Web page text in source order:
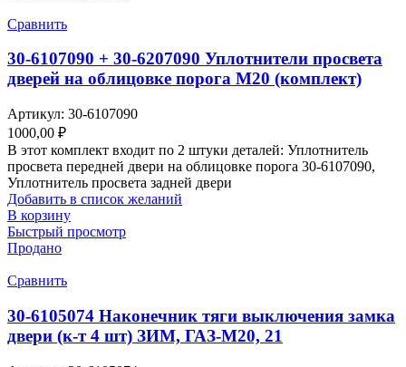
Сравнить
30-6107090 + 30-6207090 Уплотнители просвета
дверей на облицовке порога М20 (комплект)
Артикул: 30-6107090
1000,00 ₽
В этот комплект входит по 2 штуки деталей: Уплотнитель
просвета передней двери на облицовке порога 30-6107090,
Уплотнитель просвета задней двери
Добавить в список желаний
В корзину
Быстрый просмотр
Продано
Сравнить
30-6105074 Наконечник тяги выключения замка
двери (к-т 4 шт) ЗИМ, ГАЗ-М20, 21